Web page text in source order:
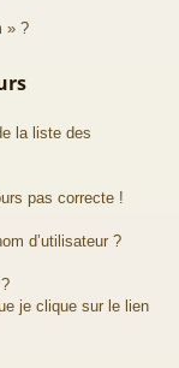
» ?
la liste des
pas correcte !
d’utilisateur ?
je clique sur le lien